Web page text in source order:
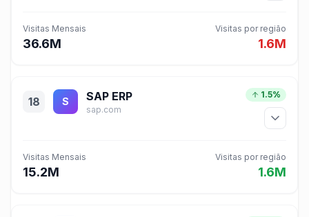
Visitas Mensais
36.6M
Visitas por região
1.6M
18 S SAP ERP
sap.com
1.5%
Visitas Mensais
15.2M
Visitas por região
1.6M